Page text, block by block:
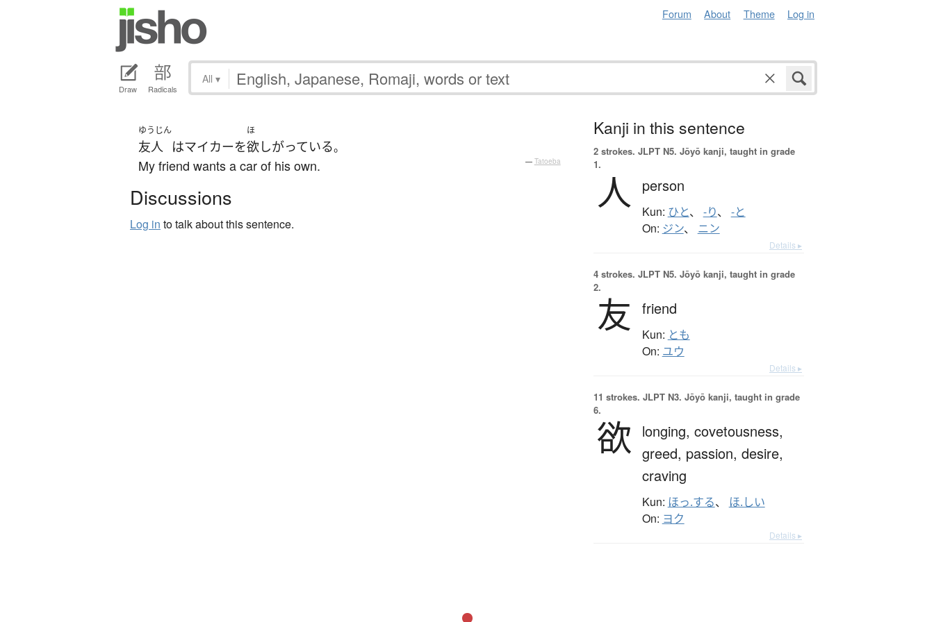
Forum About Theme Log in
Draw Radicals
All ▾
ゆうじん
友人 はマイカーを
ほ
欲しがっている。
My friend wants a car of his own. — Tatoeba
Discussions
Log in to talk about this sentence.
Kanji in this sentence
2 strokes. JLPT N5. Jōyō kanji, taught in grade
1.
人 person
Kun: ひと、 -り、 -と
On: ジン、 ニン
Details ▸
4 strokes. JLPT N5. Jōyō kanji, taught in grade
2.
友 friend
Kun: とも
On: ユウ
Details ▸
11 strokes. JLPT N3. Jōyō kanji, taught in grade
6.
欲 longing, covetousness,
greed, passion, desire,
craving
Kun: ほっ.する、 ほ.しい
On: ヨク
Details ▸